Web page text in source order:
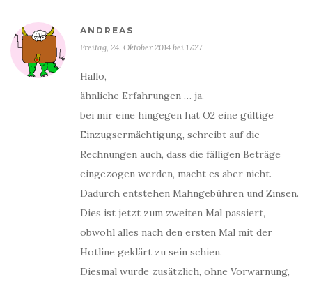
ANDREAS
Freitag, 24. Oktober 2014 bei 17:27
Hallo,
ähnliche Erfahrungen … ja.
bei mir eine hingegen hat O2 eine gültige
Einzugsermächtigung, schreibt auf die
Rechnungen auch, dass die fälligen Beträge
eingezogen werden, macht es aber nicht.
Dadurch entstehen Mahngebühren und Zinsen.
Dies ist jetzt zum zweiten Mal passiert,
obwohl alles nach den ersten Mal mit der
Hotline geklärt zu sein schien.
Diesmal wurde zusätzlich, ohne Vorwarnung,